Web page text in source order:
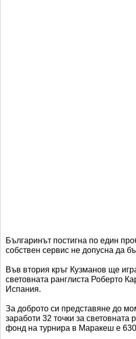
Българинът постигна по един
собствен сервис не допусна да
Във втория кръг Кузманов ще
световната ранглиста Роберто
Испания.
За доброто си представяне до
заработи 32 точки за световната
фонд на турнира в Маракеш е